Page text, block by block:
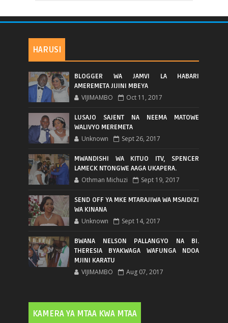
HARUSI
BLOGGER WA JAMVI LA HABARI
AMEREMETA JIJINI MBEYA
VIJIMAMBO Oct 11, 2017
LUSAJO SAJENT NA NEEMA MATOWE
WALIVYO MEREMETA
Unknown Sept 26, 2017
MWANDISHI WA KITUO ITV, SPENCER
LAMECK NTONGWE AAGA UKAPERA.
Othman Michuzi Sept 19, 2017
SEND OFF YA MKE MTARAJIWA WA MSAIDIZI
WA KINANA
Unknown Sept 14, 2017
BWANA NELSON PALLANGYO NA BI.
THERESIA BYAKWAGA WAFUNGA NDOA
MJINI KARATU
VIJIMAMBO Aug 07, 2017
KAMERA YA MTAA KWA MTAA